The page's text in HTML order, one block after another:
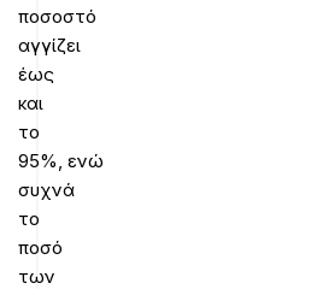
ποσοστό
αγγίζει
έως
και
το
95%, ενώ
συχνά
το
ποσό
των